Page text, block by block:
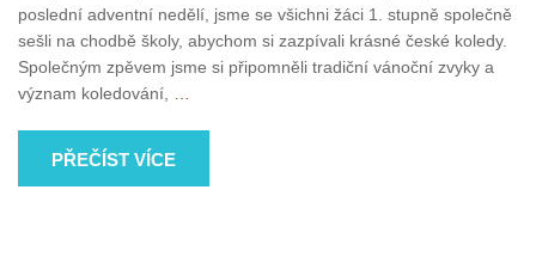
poslední adventní nedělí, jsme se všichni žáci 1. stupně společně
sešli na chodbě školy, abychom si zazpívali krásné české koledy.
Společným zpěvem jsme si připomněli tradiční vánoční zvyky a
význam koledování,
PŘEČÍST VÍCE